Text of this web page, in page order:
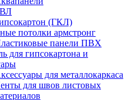
(ГКЛ)
потолки армстронг
панели ПВХ
для гипсокартона и
для металлокаркаса
для швов листовых